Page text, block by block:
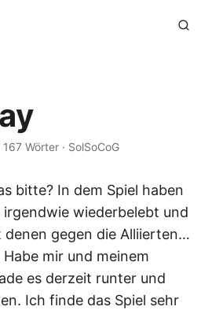
167 Wörter · SolSoCoG
bitte? In dem Spiel haben
irgendwie wiederbelebt und
gegen die Alliierten…
Habe mir und meinem
es derzeit runter und
Ich finde das Spiel sehr